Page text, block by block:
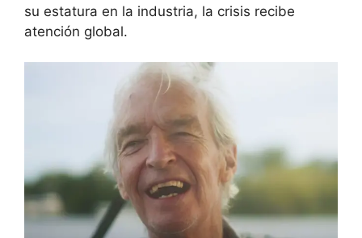
su estatura en la industria, la crisis recibe
atención global.